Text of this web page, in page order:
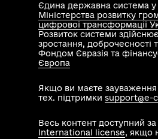
Єдина державна система у
Міністерства розвитку
цифрової трансформації
Розвиток системи
зростання, доброчесності
Фондом Євразія та
Європа
Якщо ви маєте зауваження
тех. підтримки support@e-
Весь контент доступний за
International license, якщо